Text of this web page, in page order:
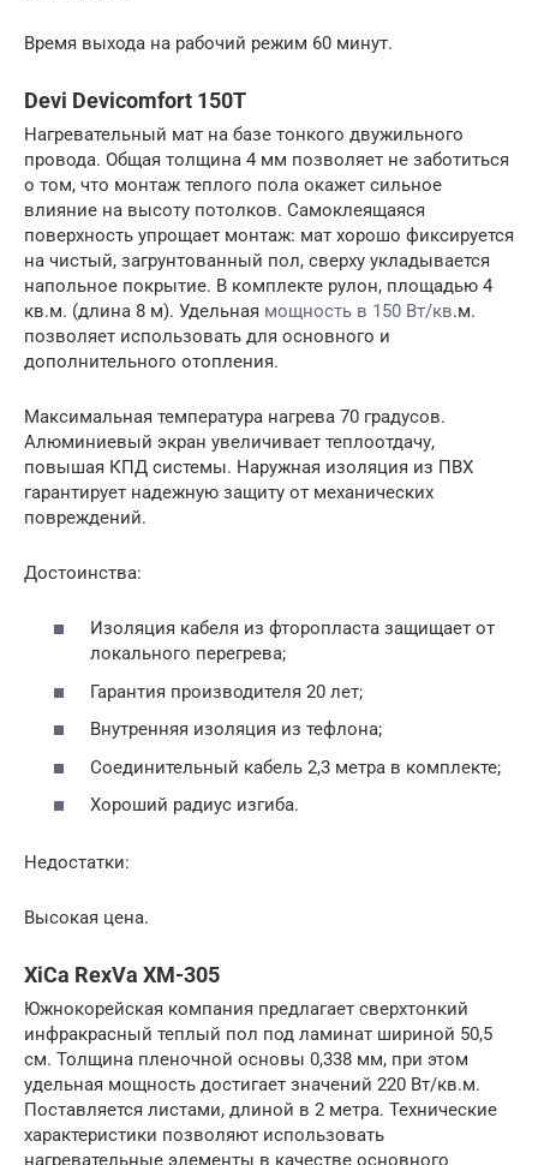
Время выхода на рабочий режим 60 минут.
Devi Devicomfort 150T
Нагревательный мат на базе тонкого двужильного
провода. Общая толщина 4 мм позволяет не заботиться
о том, что монтаж теплого пола окажет сильное
влияние на высоту потолков. Самоклеящаяся
поверхность упрощает монтаж: мат хорошо фиксируется
на чистый, загрунтованный пол, сверху укладывается
напольное покрытие. В комплекте рулон, площадью 4
кв.м. (длина 8 м). Удельная мощность в 150 Вт/кв.м.
позволяет использовать для основного и
дополнительного отопления.
Максимальная температура нагрева 70 градусов.
Алюминиевый экран увеличивает теплоотдачу,
повышая КПД системы. Наружная изоляция из ПВХ
гарантирует надежную защиту от механических
повреждений.
Достоинства:
Изоляция кабеля из фторопласта защищает от
локального перегрева;
Гарантия производителя 20 лет;
Внутренняя изоляция из тефлона;
Соединительный кабель 2,3 метра в комплекте;
Хороший радиус изгиба.
Недостатки:
Высокая цена.
XiCa RexVa XM-305
Южнокорейская компания предлагает сверхтонкий
инфракрасный теплый пол под ламинат шириной 50,5
см. Толщина пленочной основы 0,338 мм, при этом
удельная мощность достигает значений 220 Вт/кв.м.
Поставляется листами, длиной в 2 метра. Технические
характеристики позволяют использовать
нагревательные элементы в качестве основного